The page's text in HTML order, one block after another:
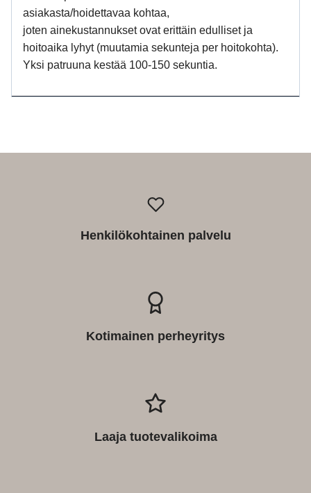
asiakasta/hoidettavaa kohtaa,
joten ainekustannukset ovat erittäin edulliset ja
hoitoaika lyhyt (muutamia sekunteja per hoitokohta).
Yksi patruuna kestää 100-150 sekuntia.
Henkilökohtainen palvelu
Kotimainen perheyritys
Laaja tuotevalikoima